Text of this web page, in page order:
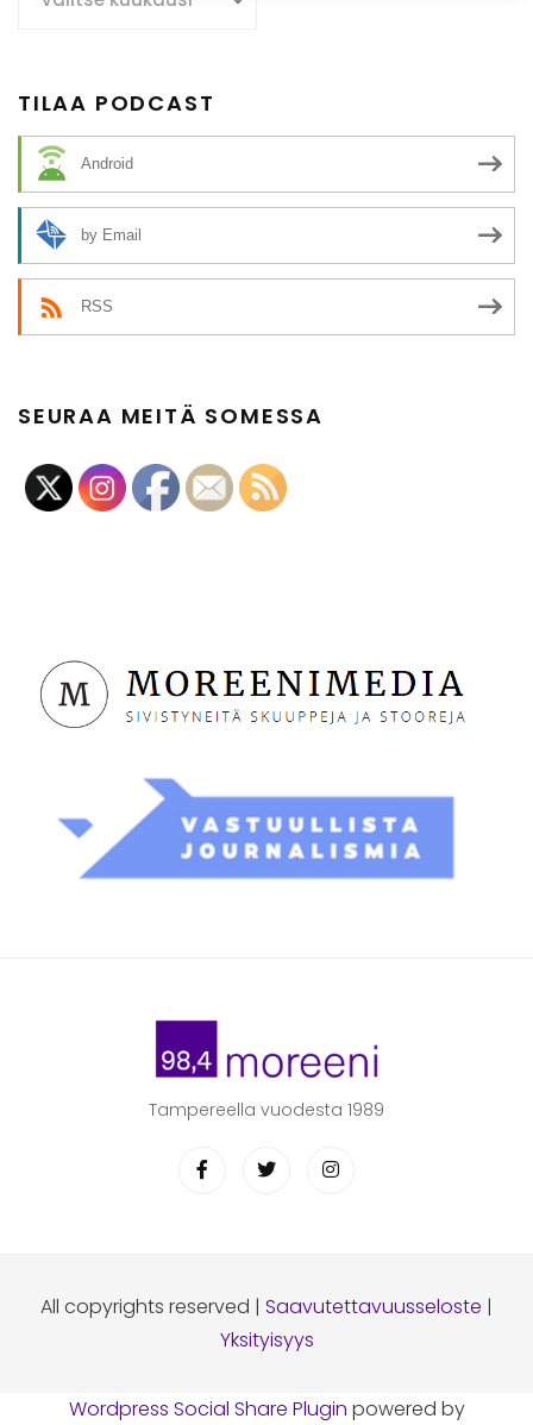
TILAA PODCAST
Android
by Email
RSS
SEURAA MEITÄ SOMESSA
Tampereella vuodesta 1989
All copyrights reserved | Saavutettavuusseloste |
Yksityisyys
Wordpress Social Share Plugin powered by